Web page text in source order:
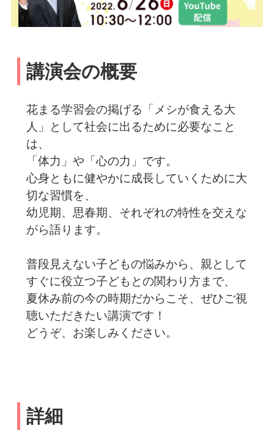
講演会の概要
花まる学習会の掲げる「メシが食える大
人」として社会に出るために必要なこと
は、
「体力」や「心の力」です。
心身ともに健やかに成長していくために大
切な習慣を、
幼児期、思春期、それぞれの特性を交えな
がら語ります。
普段見えない子どもの悩みから、親として
すぐに役立つ子どもとの関わり方まで、
夏休み前の今の時期だからこそ、ぜひご視
聴いただきたい講演です！
どうぞ、お楽しみください。
詳細